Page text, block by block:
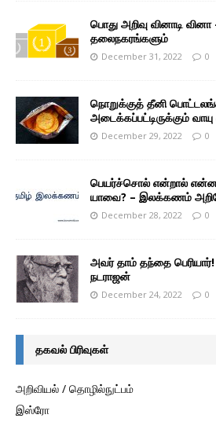
பொது அறிவு வினாடி
தலைநகரங்களும்
December 31, 2022 0
நொறுக்குத் தீனி
அடைக்கப்பட்டிருக்கும்
December 29, 2022 0
பெயர்ச்சொல் என்றால்
யாவை? – இலக்கணம்
December 28, 2022 0
அவர் தாம் தந்தை பெரியார்!
நடராஜன்
December 24, 2022 0
தகவல் பிரிவுகள்
அறிவியல் / தொழில்நுட்பம்
இஸ்ரோ